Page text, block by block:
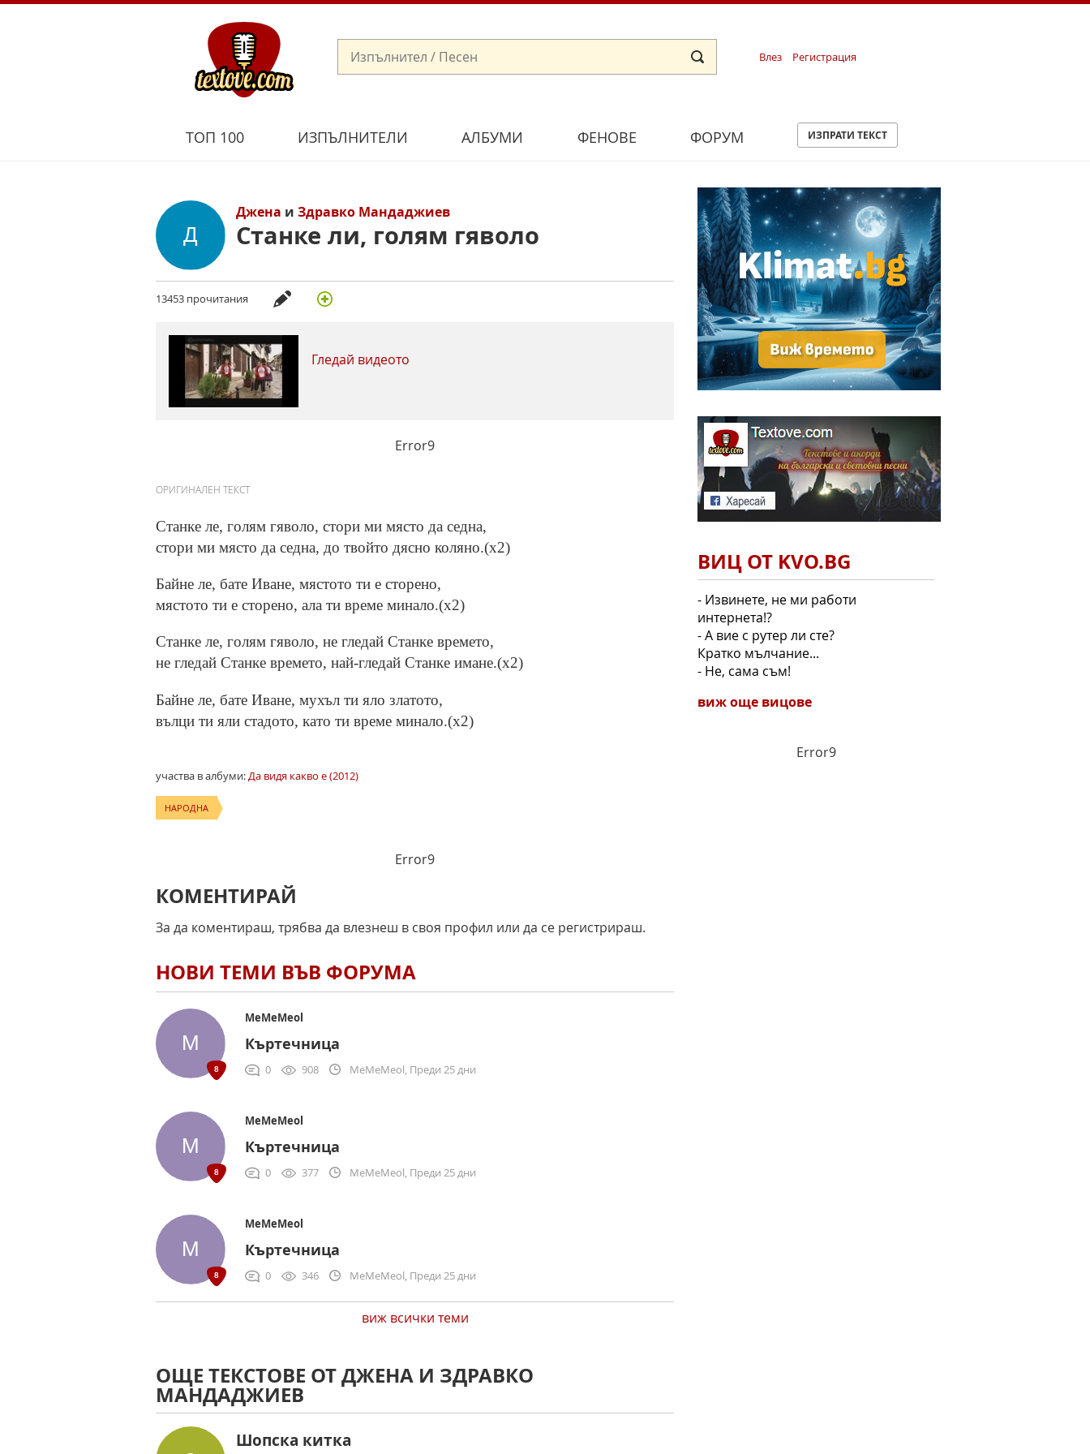
Влез Регистрация
ТОП 100 ИЗПЪЛНИТЕЛИ АЛБУМИ ФЕНОВЕ ФОРУМ ИЗПРАТИ ТЕКСТ
Джена иЗдравко Мандаджиев
Станке ли, голям гяволо
13453 прочитания
Гледай видеото
Error9
ОРИГИНАЛЕН ТЕКСТ
Станке ле, голям гяволо, стори ми място да седна,
стори ми място да седна, до твойто дясно коляно.(x2)
Байне ле, бате Иване, мястото ти е сторено,
мястото ти е сторено, ала ти време минало.(x2)
Станке ле, голям гяволо, не гледай Станке времето,
не гледай Станке времето, най-гледай Станке имане.(x2)
Байне ле, бате Иване, мухъл ти яло златото,
вълци ти яли стадото, като ти време минало.(x2)
участва в албуми:Да видя какво е (2012)
НАРОДНА
Error9
КОМЕНТИРАЙ
За да коментираш, трябва да влезнеш в своя профил или да се регистрираш.
НОВИ ТЕМИ ВЪВ ФОРУМА
MeMeMeol
Къртечница
0 908 MeMeMeol, Преди 25 дни
MeMeMeol
Къртечница
0 377 MeMeMeol, Преди 25 дни
MeMeMeol
Къртечница
0 346 MeMeMeol, Преди 25 дни
виж всички теми
ОЩЕ ТЕКСТОВЕ ОТ ДЖЕНА И ЗДРАВКО
МАНДАДЖИЕВ
Шопска китка
ВИЦ ОТ KVO.BG
- Извинете, не ми работи
интернета!?
- А вие с рутер ли сте?
Кратко мълчание...
- Не, сама съм!
виж още вицове
Error9